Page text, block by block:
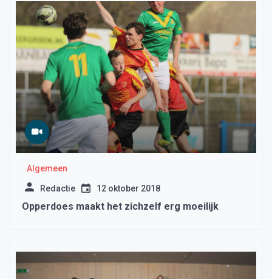
Algemeen
Redactie 12 oktober 2018
Opperdoes maakt het zichzelf erg moeilijk